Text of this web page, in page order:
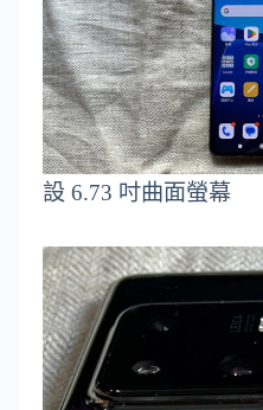
設 6.73 吋曲面螢幕